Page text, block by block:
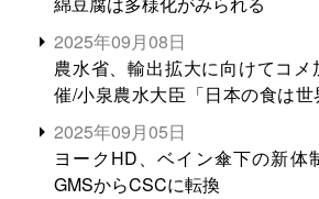
2025年09月08日
農水省、輸出拡大に向けてコメ
催/小泉農水大臣「日本の食は
る。米増産に向けて、米輸出需要
2025年09月05日
ヨークHD、ベイン傘下の新体
GMSからCSCに転換